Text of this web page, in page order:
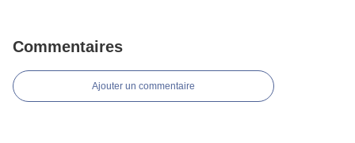
Commentaires
Ajouter un commentaire